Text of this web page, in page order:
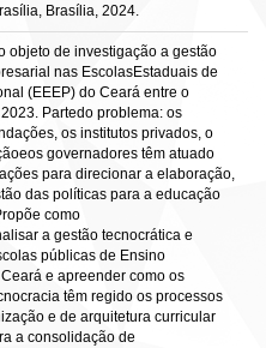
Brasília, 2024.
objeto de investigação a gestão
nas EscolasEstaduais de
(EEEP) do Ceará entre o
Partedo problema: os
os institutos privados, o
governadores têm atuado
para direcionar a elaboração,
das políticas para a educação
como
a gestão tecnocrática e
públicas de Ensino
e apreender como os
têm regido os processos
e de arquitetura curricular
a consolidação de